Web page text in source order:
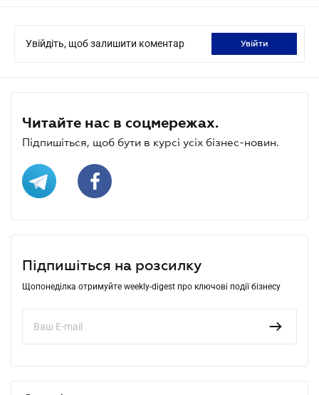
Увійдіть, щоб залишити коментар увійти
Читайте нас в соцмережах.
Підпишіться, щоб бути в курсі усіх бізнес-новин.
Підпишіться на розсилку
Щопонеділка отримуйте weekly-digest про ключові події бізнесу